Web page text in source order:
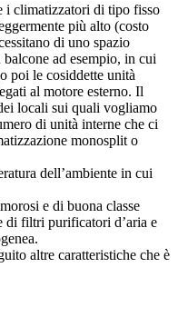
i climatizzatori di tipo fisso
più alto (costo
di uno spazio
ad esempio, in cui
poi le cosiddette unità
al motore esterno. Il
locali sui quali vogliamo
di unità interne che ci
monosplit o
dell’ambiente in cui
e di buona classe
di filtri purificatori d’aria e
altre caratteristiche che è